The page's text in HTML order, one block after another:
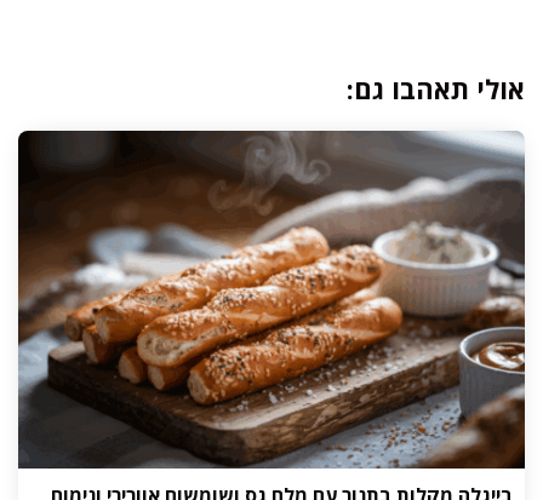
אולי תאהבו גם:
בייגלה מקלות בתנור עם מלח גס ושומשום אוורירי ונימוח